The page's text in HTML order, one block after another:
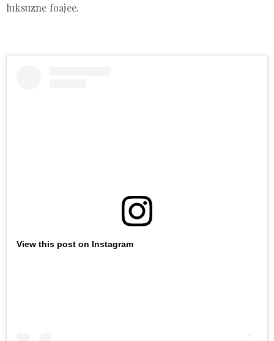
luksuzne foajee.
View this post on Instagram